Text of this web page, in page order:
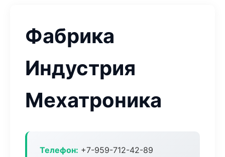
Фабрика
Индустрия
Мехатроника
Телефон: +7-959-712-42-89